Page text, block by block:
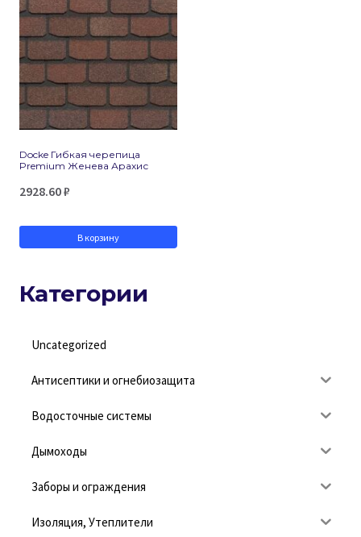
Docke Гибкая черепица
Premium Женева Арахис
2928.60₽
В корзину
Категории
Uncategorized
Антисептики и огнебиозащита
Водосточные системы
Дымоходы
Заборы и ограждения
Изоляция, Утеплители